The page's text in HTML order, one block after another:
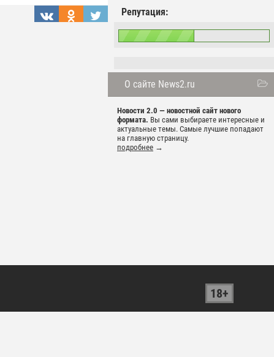
Репутация:
О сайте News2.ru
Новости 2.0 — новостной сайт нового
формата. Вы сами выбираете интересные и
актуальные темы. Самые лучшие попадают
на главную страницу.
подробнее →
18+